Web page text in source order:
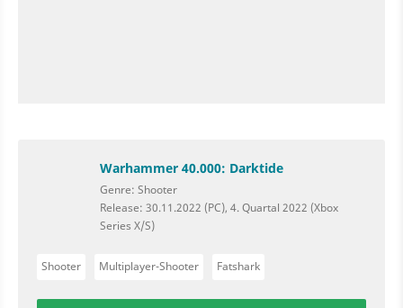
Warhammer 40.000: Darktide
Genre: Shooter
Release: 30.11.2022 (PC), 4. Quartal 2022 (Xbox
Series X/S)
Shooter Multiplayer-Shooter Fatshark